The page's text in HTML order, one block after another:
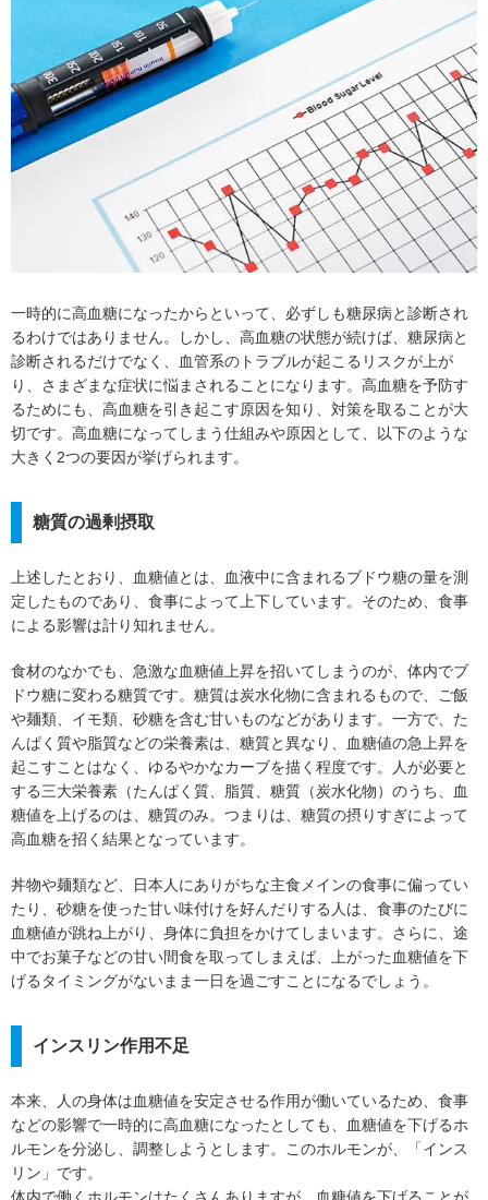
一時的に高血糖になったからといって、必ずしも糖尿病と診断され
るわけではありません。しかし、高血糖の状態が続けば、糖尿病と
診断されるだけでなく、血管系のトラブルが起こるリスクが上が
り、さまざまな症状に悩まされることになります。高血糖を予防す
るためにも、高血糖を引き起こす原因を知り、対策を取ることが大
切です。高血糖になってしまう仕組みや原因として、以下のような
大きく2つの要因が挙げられます。
糖質の過剰摂取
上述したとおり、血糖値とは、血液中に含まれるブドウ糖の量を測
定したものであり、食事によって上下しています。そのため、食事
による影響は計り知れません。
食材のなかでも、急激な血糖値上昇を招いてしまうのが、体内でブ
ドウ糖に変わる糖質です。糖質は炭水化物に含まれるもので、ご飯
や麺類、イモ類、砂糖を含む甘いものなどがあります。一方で、た
んぱく質や脂質などの栄養素は、糖質と異なり、血糖値の急上昇を
起こすことはなく、ゆるやかなカーブを描く程度です。人が必要と
する三大栄養素（たんぱく質、脂質、糖質（炭水化物）のうち、血
糖値を上げるのは、糖質のみ。つまりは、糖質の摂りすぎによって
高血糖を招く結果となっています。
丼物や麺類など、日本人にありがちな主食メインの食事に偏ってい
たり、砂糖を使った甘い味付けを好んだりする人は、食事のたびに
血糖値が跳ね上がり、身体に負担をかけてしまいます。さらに、途
中でお菓子などの甘い間食を取ってしまえば、上がった血糖値を下
げるタイミングがないまま一日を過ごすことになるでしょう。
インスリン作用不足
本来、人の身体は血糖値を安定させる作用が働いているため、食事
などの影響で一時的に高血糖になったとしても、血糖値を下げるホ
ルモンを分泌し、調整しようとします。このホルモンが、「インス
リン」です。
体内で働くホルモンはたくさんありますが、血糖値を下げることが